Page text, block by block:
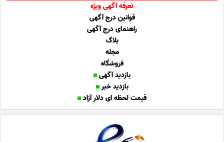
تعرفه آگهی ویژه
قوانین درج آگهی
راهنمای درج آگهی
بلاگ
مجله
فروشگاه
بازدید آگهی
بازدید خبر
قیمت لحظه ای دلار آزاد